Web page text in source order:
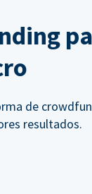
de
resultados.